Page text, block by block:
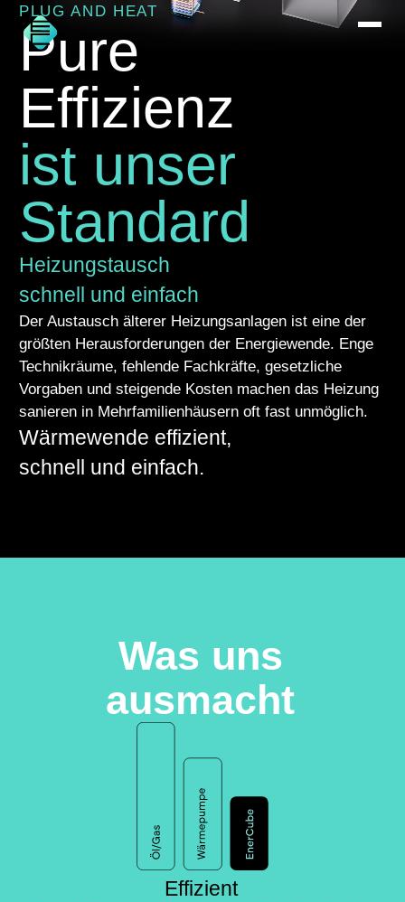
PLUG AND HEAT
Pure
Effizienz
Wärmewende effizient,
schnell und einfach.
ist unser
Standard
Heizungstausch
schnell und einfach
Der Austausch älterer Heizungsanlagen ist eine der
größten Herausforderungen der Energiewende. Enge
Technikräume, fehlende Fachkräfte, gesetzliche
Vorgaben und steigende Kosten machen das Heizung
sanieren in Mehrfamilienhäusern oft fast unmöglich.
Was uns
ausmacht
Effizient